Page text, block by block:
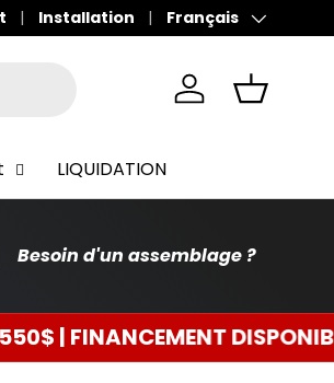
Installation Langue
Français
Se connecter
Panier
LIQUIDATION
Besoin d'un assemblage ?
DISPONIBLE 0$